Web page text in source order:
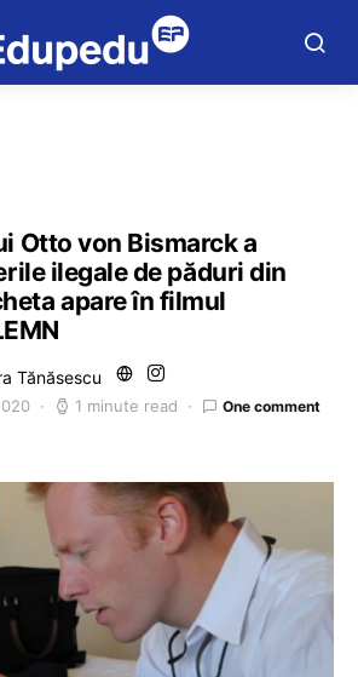
Otto von Bismarck a
ilegale de păduri din
apare în filmul
Tănăsescu
1 minute read One comment